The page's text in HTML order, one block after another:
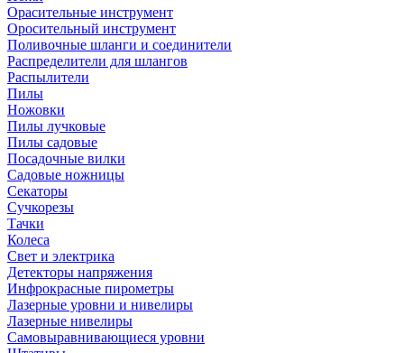
Орасительные инструмент
Оросительный инструмент
Поливочные шланги и соединители
Распределители для шлангов
Распылители
Пилы
Ножовки
Пилы лучковые
Пилы садовые
Посадочные вилки
Садовые ножницы
Секаторы
Сучкорезы
Тачки
Колеса
Свет и электрика
Детекторы напряжения
Инфрокрасные пирометры
Лазерные уровни и нивелиры
Лазерные нивелиры
Самовыравнивающиеся уровни